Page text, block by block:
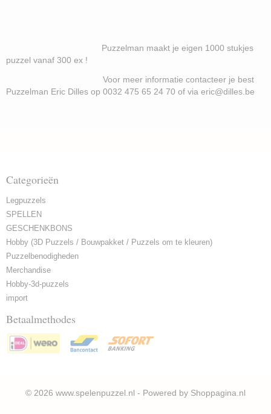
Puzzelman maakt je eigen 1000 stukjes
puzzel vanaf 300 ex !
Voor meer informatie contacteer je best
Puzzelman Eric Dilles op 0032 475 65 24 70 of via eric@dilles.be
Categorieën
Legpuzzels
SPELLEN
GESCHENKBONS
Hobby (3D Puzzels / Bouwpakket / Puzzels om te kleuren)
Puzzelbenodigheden
Merchandise
Hobby-3d-puzzels
import
Betaalmethodes
© 2026 www.spelenpuzzel.nl - Powered by Shoppagina.nl